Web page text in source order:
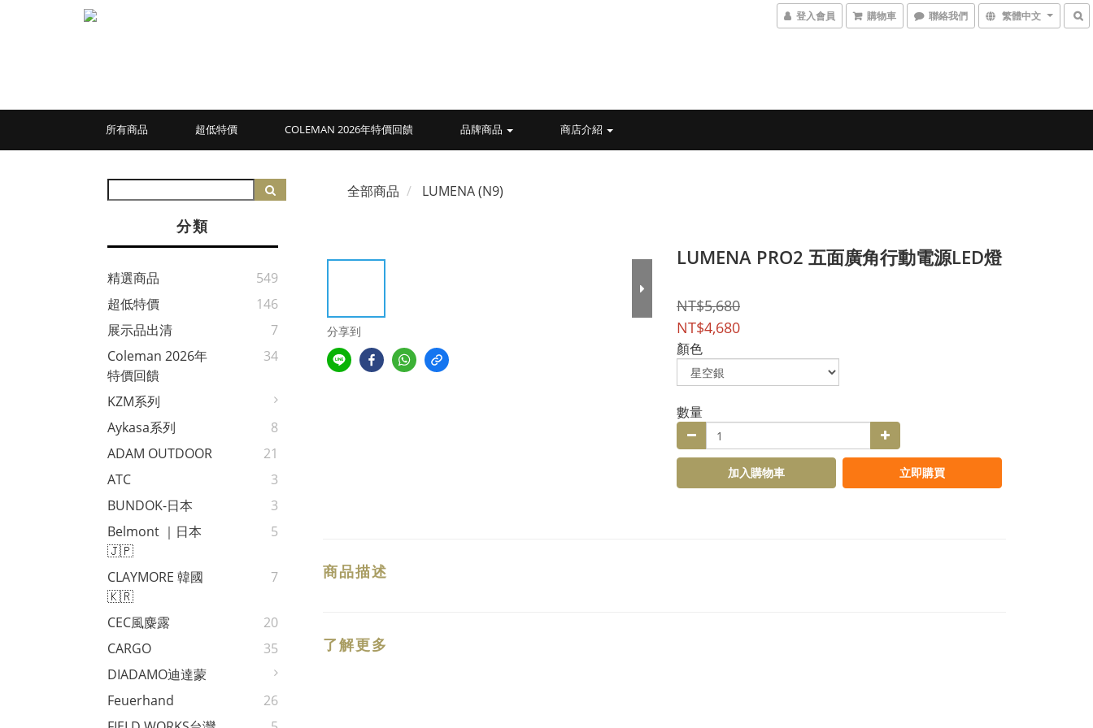
登入會員 購物車 聯絡我們 繁體中文
所有商品 超低特價 COLEMAN 2026年特價回饋 品牌商品 商店介紹
分類
精選商品
549
超低特價
146
展示品出清
7
Coleman 2026年
特價回饋
34
KZM系列
Aykasa系列
8
ADAM OUTDOOR
21
ATC
3
BUNDOK-日本
3
Belmont ｜日本
🇯🇵
5
CLAYMORE 韓國
🇰🇷
7
CEC風麋露
20
CARGO
35
DIADAMO迪達蒙
Feuerhand
26
全部商品 LUMENA (N9)
分享到
LUMENA PRO2 五面廣角行動電源LED燈
NT$5,680
NT$4,680
顏色
數量
加入購物車 立即購買
商品描述
了解更多